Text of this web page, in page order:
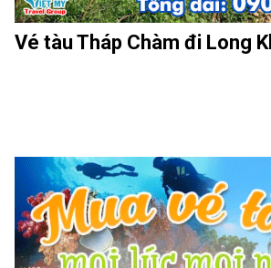
Vé tàu Tháp Chàm đi Long